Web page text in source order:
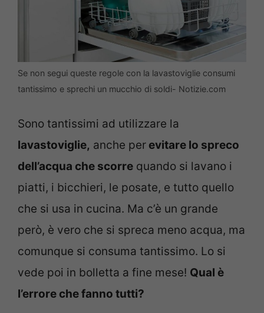
Se non segui queste regole con la lavastoviglie consumi
tantissimo e sprechi un mucchio di soldi- Notizie.com
Sono tantissimi ad utilizzare la
lavastoviglie, anche per evitare lo spreco
dell’acqua che scorre quando si lavano i
piatti, i bicchieri, le posate, e tutto quello
che si usa in cucina. Ma c’è un grande
però, è vero che si spreca meno acqua, ma
comunque si consuma tantissimo. Lo si
vede poi in bolletta a fine mese! Qual è
l’errore che fanno tutti?